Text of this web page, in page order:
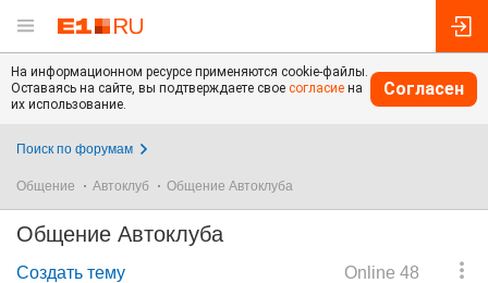
На информационном ресурсе применяются cookie-файлы.
Оставаясь на сайте, вы подтверждаете свое согласие на
их использование.
Согласен
Поиск по форумам
Общение Автоклуб Общение Автоклуба
Общение Автоклуба
Online 48
Создать тему